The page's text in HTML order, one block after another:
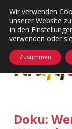
Doku:
Wir verwenden
unserer Website
In den
verwenden oder
Zustimmen